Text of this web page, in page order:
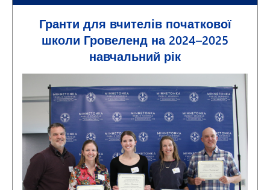
Гранти для вчителів початкової
школи Гровеленд на 2024–2025
навчальний рік